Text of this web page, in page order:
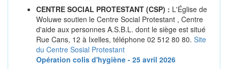
CENTRE SOCIAL PROTESTANT (CSP) : L'Église de
Woluwe soutien le Centre Social Protestant , Centre
d'aide aux personnes A.S.B.L. dont le siège est situé
Rue Cans, 12 à Ixelles, téléphone 02 512 80 80. Site
du Centre Sosial Protestant
Opération colis d'hygiène - 25 avril 2026